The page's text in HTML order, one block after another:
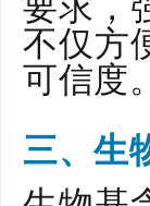
不仅方
可信度。
三、生